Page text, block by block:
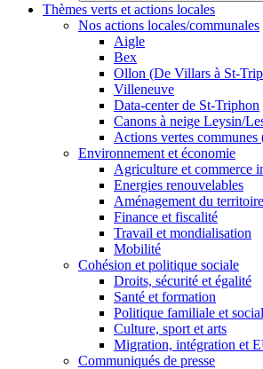
Thèmes verts et actions locales
Nos actions locales/communales
Aigle
Bex
Ollon (De Villars à St-
Villeneuve
Data-center de St-Triphon
Canons à neige Leysin/
Actions vertes communes
Environnement et économie
Agriculture et commerce
Energies renouvelables
Aménagement du
Finance et fiscalité
Travail et mondialisation
Mobilité
Cohésion et politique sociale
Droits, sécurité et égalité
Santé et formation
Politique familiale et
Culture, sport et arts
Migration, intégration et
Communiqués de presse